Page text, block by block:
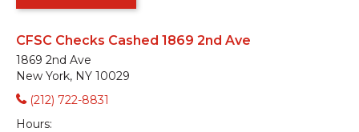
CFSC Checks Cashed 1869 2nd Ave
1869 2nd Ave
New York, NY 10029
(212) 722-8831
Hours: